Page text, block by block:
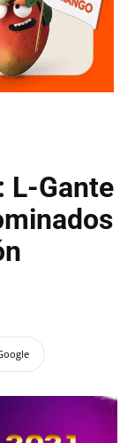
L-Gante